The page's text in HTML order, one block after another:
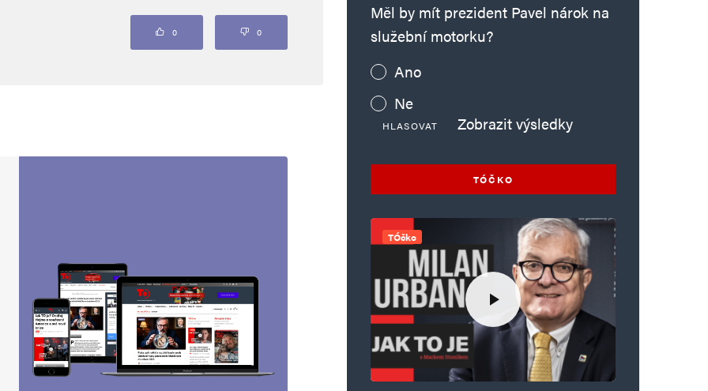
označeny
Webová stránka
komentáře.
0 0
Měl by mít prezident Pavel nárok na
služební motorku?
Ano
Ne
HLASOVAT Zobrazit výsledky
TÓČKO
TÓčko